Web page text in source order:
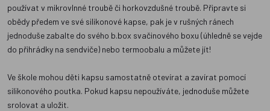
používat v mikrovlnné troubě či horkovzdušné troubě. Připravte si
obědy předem ve své silikonové kapse, pak je v rušných ránech
jednoduše zabalte do svého b.box svačinového boxu (úhledně se vejde
do přihrádky na sendviče) nebo termoobalu a můžete jít!
Ve škole mohou děti kapsu samostatně otevírat a zavírat pomocí
silikonového poutka. Pokud kapsu nepoužíváte, jednoduše můžete
srolovat a uložit.